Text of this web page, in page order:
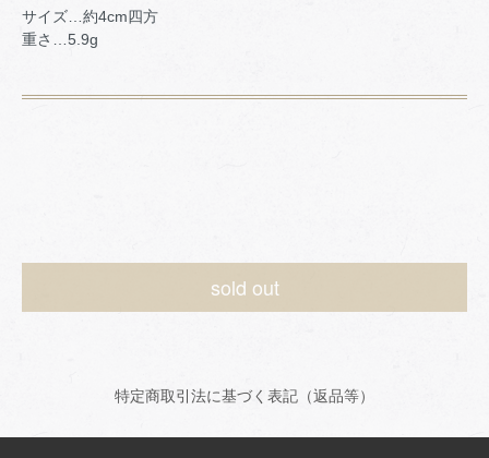
サイズ…約4cm四方
重さ…5.9g
sold out
特定商取引法に基づく表記（返品等）